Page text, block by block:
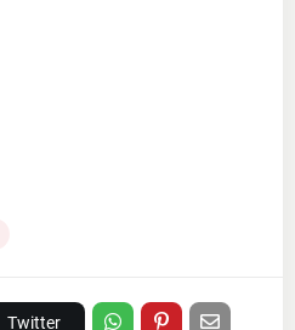
Twitter